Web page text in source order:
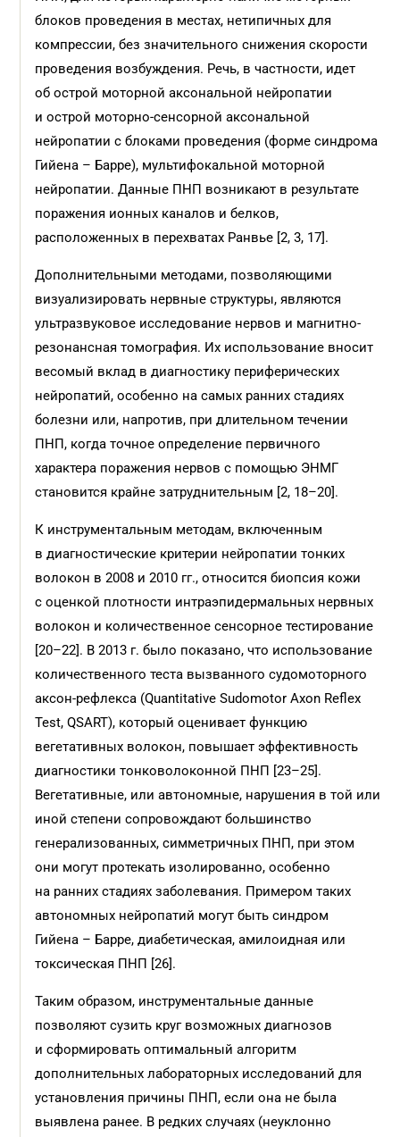
блоков проведения в местах, нетипичных для
компрессии, без значительного снижения скорости
проведения возбуждения. Речь, в частности, идет
об острой моторной аксональной нейропатии
и острой моторно-сенсорной аксональной
нейропатии с блоками проведения (форме синдрома
Гийена – Барре), мультифокальной моторной
нейропатии. Данные ПНП возникают в результате
поражения ионных каналов и белков,
расположенных в перехватах Ранвье [2, 3, 17].
Дополнительными методами, позволяющими
визуализировать нервные структуры, являются
ультра­звуковое исследование нервов и магнитно-
резонансная томография. Их использование вносит
весомый вклад в диагностику периферических
нейропатий, особенно на самых ранних стадиях
болезни или, напротив, при длительном течении
ПНП, когда точное определение первичного
характера поражения нервов с помощью ЭНМГ
становится крайне затруднительным [2, 18–20].
К инструментальным методам, включенным
в диагностические критерии нейропатии тонких
волокон в 2008 и 2010 гг., относится биопсия кожи
с оценкой плотности интраэпидермальных нервных
волокон и количественное сенсорное тестирование
[20–22]. В 2013 г. было показано, что использование
количественного теста вызванного судомоторного
аксон-рефлекса (Quantitative Sudomotor Axon Reflex
Test, QSART), который оценивает функцию
вегетативных волокон, повышает эффективность
диагностики тонковолоконной ПНП [23–25].
Вегетативные, или автономные, нарушения в той или
иной степени сопровождают большинство
генерализованных, симметричных ПНП, при этом
они могут протекать изолированно, особенно
на ранних стадиях заболевания. Примером таких
автономных нейропатий могут быть синдром
Гийена – Барре, диабетическая, амилоидная или
токсическая ПНП [26].
Таким образом, инструментальные данные
позволяют сузить круг возможных диагнозов
и сформировать оптимальный алгоритм
дополнительных лабораторных исследований для
установления причины ПНП, если она не была
выявлена ранее. В редких случаях (неуклонно